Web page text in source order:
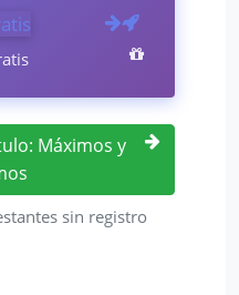
Máximos y
sin registro